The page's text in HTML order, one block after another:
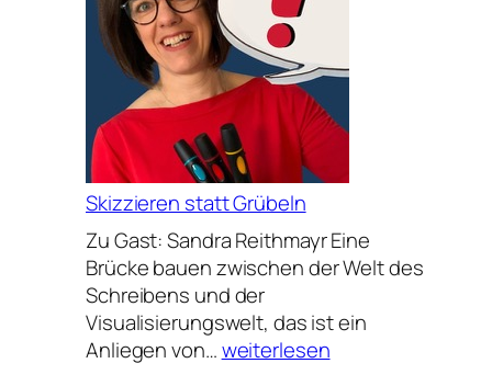
Skizzieren statt Grübeln
Zu Gast: Sandra Reithmayr Eine
Brücke bauen zwischen der Welt des
Schreibens und der
Visualisierungswelt, das ist ein
Anliegen von…Skizzieren
weiterlesen